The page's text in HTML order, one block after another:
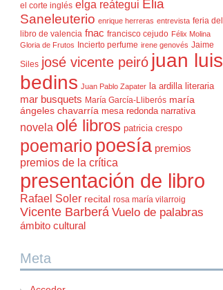
el corte inglés elga reátegui Elia
Saneleuterio enrique herreras entrevista feria del
libro de valencia fnac francisco cejudo Félix Molina
Gloria de Frutos
Incierto perfume irene genovés Jaime
Siles josé vicente peiró juan luis
bedins Juan Pablo Zapater la ardilla literaria
mar busquets María García-Lliberós maría
ángeles chavarría mesa redonda narrativa
novela olé libros patricia crespo
poemario poesía premios
premios de la crítica
presentación de libro
Rafael Soler recital rosa maría vilarroig
Vicente Barberá Vuelo de palabras
ámbito cultural
Meta